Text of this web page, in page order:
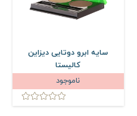
سایه ابرو دوتایی دیزاین
کالیستا
ناموجود